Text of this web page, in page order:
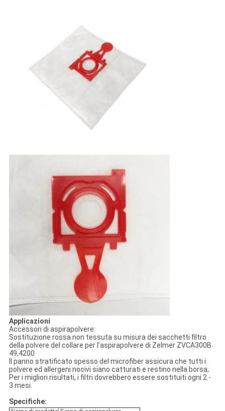
Applicazioni
Accessori di aspirapolvere:
Sostituzione rossa non tessuta su misura dei sacchetti filtro
della polvere del collare per l'aspirapolvere di Zelmer ZVCA300B
49,4200
Il panno stratificato spesso del microfiber assicura che tutti i
polvere ed allergeni nocivi siano catturati e restino nella borsa;
Per i migliori risultati, i filtri dovrebbero essere sostituiti ogni 2 -
3 mesi.
Specifiche: